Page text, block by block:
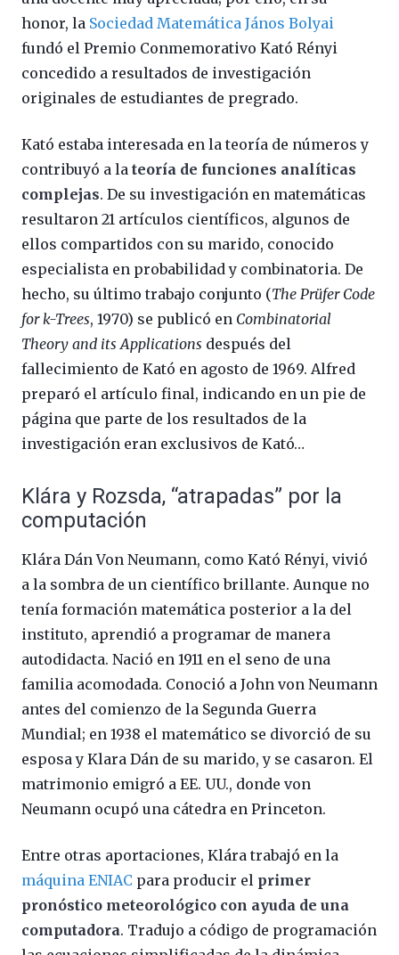
honor, la Sociedad Matemática János Bolyai
fundó el Premio Conmemorativo Kató Rényi
concedido a resultados de investigación
originales de estudiantes de pregrado.
Kató estaba interesada en la teoría de números y
contribuyó a la teoría de funciones analíticas
complejas. De su investigación en matemáticas
resultaron 21 artículos científicos, algunos de
ellos compartidos con su marido, conocido
especialista en probabilidad y combinatoria. De
hecho, su último trabajo conjunto (The Prüfer Code
for k-Trees, 1970) se publicó en Combinatorial
Theory and its Applications después del
fallecimiento de Kató en agosto de 1969. Alfred
preparó el artículo final, indicando en un pie de
página que parte de los resultados de la
investigación eran exclusivos de Kató…
Klára y Rozsda, “atrapadas” por la
computación
Klára Dán Von Neumann, como Kató Rényi, vivió
a la sombra de un científico brillante. Aunque no
tenía formación matemática posterior a la del
instituto, aprendió a programar de manera
autodidacta. Nació en 1911 en el seno de una
familia acomodada. Conoció a John von Neumann
antes del comienzo de la Segunda Guerra
Mundial; en 1938 el matemático se divorció de su
esposa y Klara Dán de su marido, y se casaron. El
matrimonio emigró a EE. UU., donde von
Neumann ocupó una cátedra en Princeton.
Entre otras aportaciones, Klára trabajó en la
máquina ENIAC para producir el primer
pronóstico meteorológico con ayuda de una
computadora. Tradujo a código de programación